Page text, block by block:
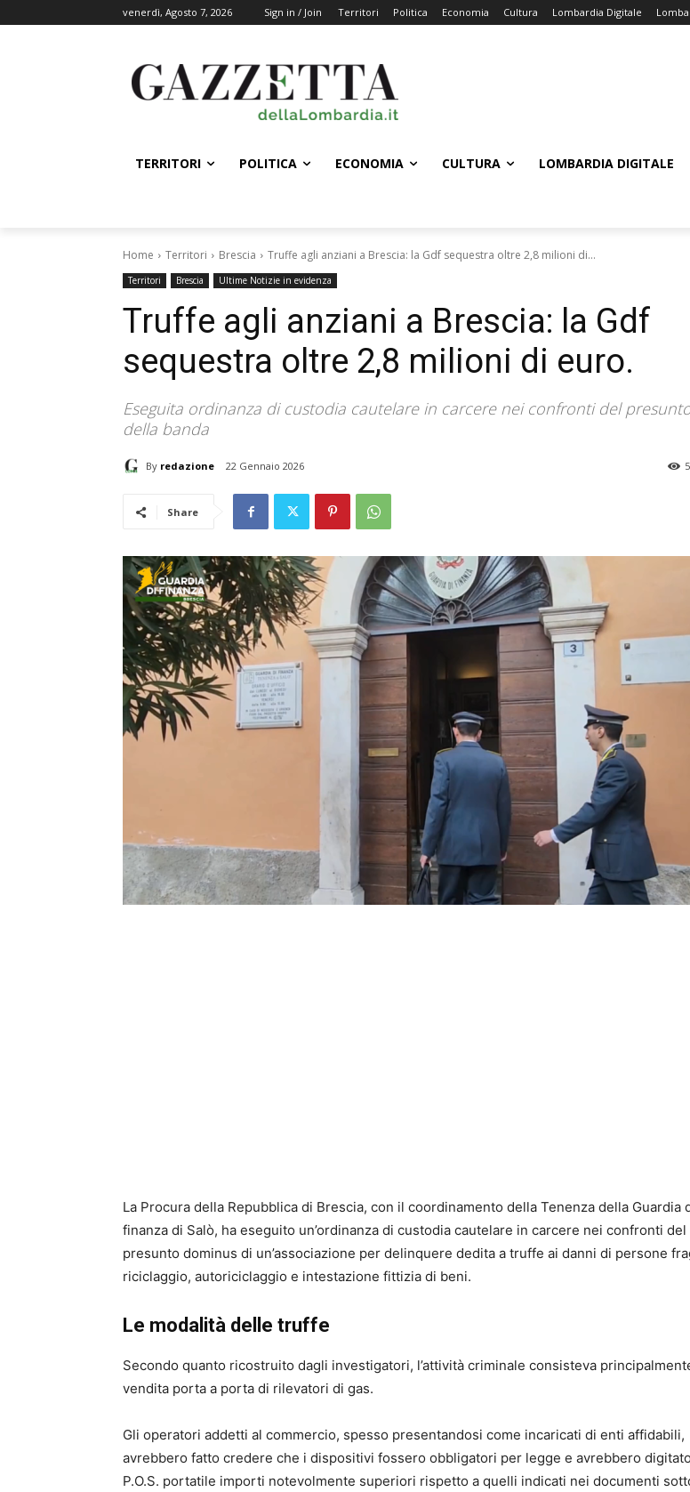
venerdì, Agosto 7, 2026 Sign in / Join Territori Politica Economia Cultura Lombardia Digitale
TERRITORI POLITICA ECONOMIA CULTURA LOMBARDIA DIGITALE
Home Territori Brescia Truffe agli anziani a Brescia: la Gdf sequestra oltre 2,8 milioni di...
Territori Brescia Ultime Notizie in evidenza
Truffe agli anziani a Brescia: la Gdf
sequestra oltre 2,8 milioni di euro.
Eseguita ordinanza di custodia cautelare in carcere nei confronti del
della banda
By redazione 22 Gennaio 2026
Share
La Procura della Repubblica di Brescia, con il coordinamento della Tenenza della Guardia
finanza di Salò, ha eseguito un’ordinanza di custodia cautelare in carcere nei confronti del
presunto dominus di un’associazione per delinquere dedita a truffe ai danni di persone
riciclaggio, autoriciclaggio e intestazione fittizia di beni.
Le modalità delle truffe
Secondo quanto ricostruito dagli investigatori, l’attività criminale consisteva
vendita porta a porta di rilevatori di gas.
Gli operatori addetti al commercio, spesso presentandosi come incaricati di enti affidabili,
avrebbero fatto credere che i dispositivi fossero obbligatori per legge e avrebbero
P.O.S. portatile importi notevolmente superiori rispetto a quelli indicati nei documenti